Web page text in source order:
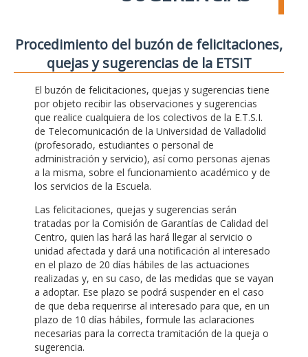
Procedimiento del buzón de felicitaciones,
quejas y sugerencias de la ETSIT
El buzón de felicitaciones, quejas y sugerencias tiene
por objeto recibir las observaciones y sugerencias
que realice cualquiera de los colectivos de la E.T.S.I.
de Telecomunicación de la Universidad de Valladolid
(profesorado, estudiantes o personal de
administración y servicio), así como personas ajenas
a la misma, sobre el funcionamiento académico y de
los servicios de la Escuela.
Las felicitaciones, quejas y sugerencias serán
tratadas por la Comisión de Garantías de Calidad del
Centro, quien las hará las hará llegar al servicio o
unidad afectada y dará una notificación al interesado
en el plazo de 20 días hábiles de las actuaciones
realizadas y, en su caso, de las medidas que se vayan
a adoptar. Ese plazo se podrá suspender en el caso
de que deba requerirse al interesado para que, en un
plazo de 10 días hábiles, formule las aclaraciones
necesarias para la correcta tramitación de la queja o
sugerencia.